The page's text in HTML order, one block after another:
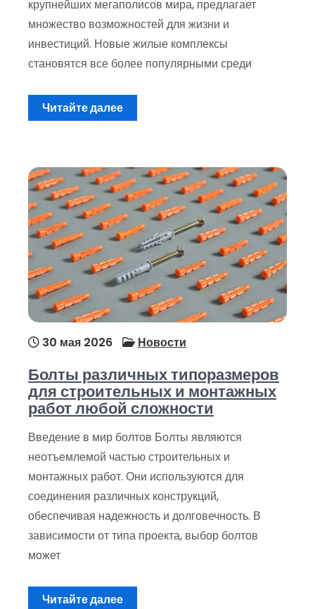
крупнейших мегаполисов мира, предлагает
множество возможностей для жизни и
инвестиций. Новые жилые комплексы
становятся все более популярными среди
Читайте далее
30 мая 2026 Новости
Болты различных типоразмеров
для строительных и монтажных
работ любой сложности
Введение в мир болтов Болты являются
неотъемлемой частью строительных и
монтажных работ. Они используются для
соединения различных конструкций,
обеспечивая надежность и долговечность. В
зависимости от типа проекта, выбор болтов
может
Читайте далее